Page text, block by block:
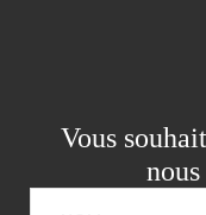
Vous